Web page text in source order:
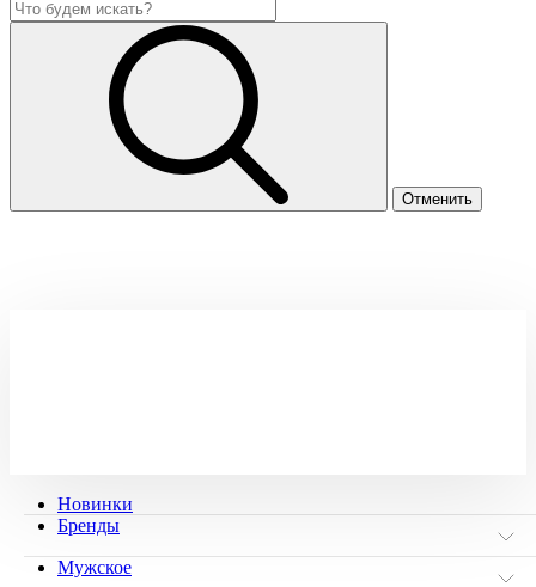
Новинки
Бренды
Мужское